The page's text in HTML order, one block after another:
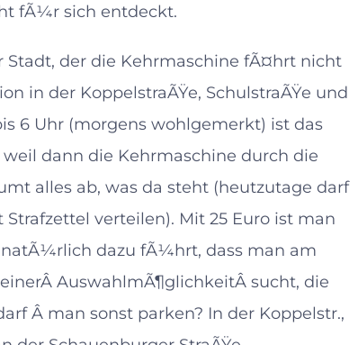
fÃ¼r sich entdeckt.
der die Kehrmaschine fÃ¤hrt nicht
in der KoppelstraÃŸe, SchulstraÃŸe und
6 Uhr (morgens wohlgemerkt) ist das
dann die Kehrmaschine durch die
alles ab, was da steht (heutzutage darf
verteilen). Mit 25 Euro ist man
dazu fÃ¼hrt, dass man am
AuswahlmÃ¶glichkeitÂ sucht, die
Â man sonst parken? In der Koppelstr.,